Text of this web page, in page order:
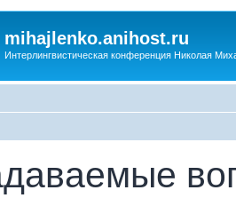
mihajlenko.anihost.ru
Интерлингвистическая конференция Николая